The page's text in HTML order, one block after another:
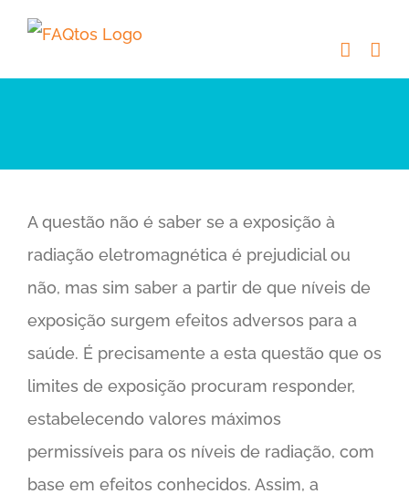
Skip
content
A questão não é saber se a exposição à
radiação eletromagnética é prejudicial ou
não, mas sim saber a partir de que níveis de
exposição surgem efeitos adversos para a
saúde. É precisamente a esta questão que os
limites de exposição procuram responder,
estabelecendo valores máximos
permissíveis para os níveis de radiação, com
base em efeitos conhecidos. Assim, a